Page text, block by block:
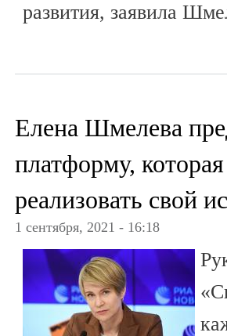
развития, заявила
Елена Шмелева
платформу,
реализовать свой
1 сентября, 2021 - 16:18